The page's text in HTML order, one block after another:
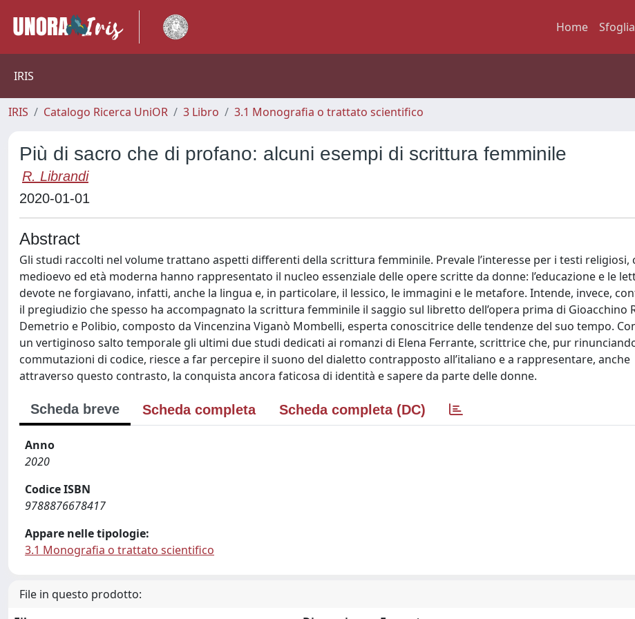
Home Sfoglia
IRIS
IRIS Catalogo Ricerca UniOR 3 Libro 3.1 Monografia o trattato scientifico
Più di sacro che di profano: alcuni esempi di scrittura femminile
R. Librandi
2020-01-01
Abstract
Gli studi raccolti nel volume trattano aspetti differenti della scrittura femminile. Prevale l’interesse per i testi religiosi,
medioevo ed età moderna hanno rappresentato il nucleo essenziale delle opere scritte da donne: l’educazione e le
devote ne forgiavano, infatti, anche la lingua e, in particolare, il lessico, le immagini e le metafore. Intende, invece,
il pregiudizio che spesso ha accompagnato la scrittura femminile il saggio sul libretto dell’opera prima di Gioacchino
Demetrio e Polibio, composto da Vincenzina Viganò Mombelli, esperta conoscitrice delle tendenze del suo tempo.
un vertiginoso salto temporale gli ultimi due studi dedicati ai romanzi di Elena Ferrante, scrittrice che, pur
commutazioni di codice, riesce a far percepire il suono del dialetto contrapposto all’italiano e a rappresentare, anche
attraverso questo contrasto, la conquista ancora faticosa di identità e sapere da parte delle donne.
Scheda breve Scheda completa Scheda completa (DC)
Anno
2020
Codice ISBN
9788876678417
Appare nelle tipologie:
3.1 Monografia o trattato scientifico
File in questo prodotto: